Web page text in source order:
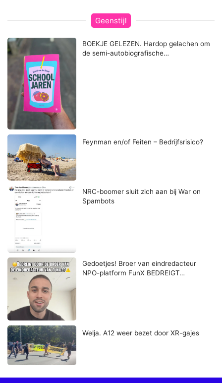
Geenstijl
BOEKJE GELEZEN. Hardop gelachen om
de semi-autobiografische…
Feynman en/of Feiten – Bedrijfsrisico?
NRC-boomer sluit zich aan bij War on
Spambots
Gedoetjes! Broer van eindredacteur
NPO-platform FunX BEDREIGT…
Welja. A12 weer bezet door XR-gajes